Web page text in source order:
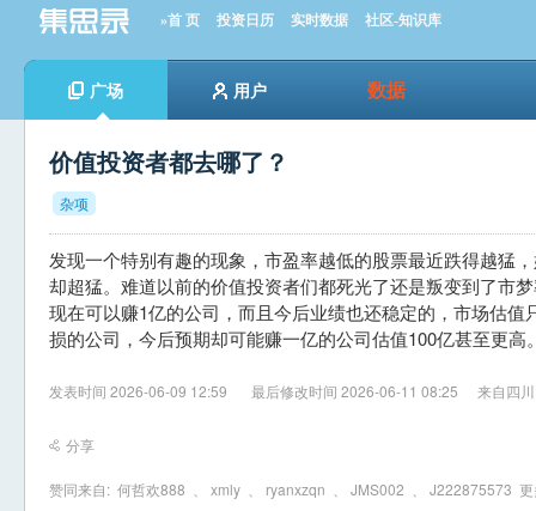
»首 页 投资日历 实时数据 社区-知识库
广场 用户 数据
价值投资者都去哪了？
杂项
发现一个特别有趣的现象，市盈率越低的股票最近跌得越猛
却超猛。难道以前的价值投资者们都死光了还是叛变到了市
现在可以赚1亿的公司，而且今后业绩也还稳定的，市场估
损的公司，今后预期却可能赚一亿的公司估值100亿甚至更
发表时间 2026-06-09 12:59 最后修改时间 2026-06-11 08:25 来自四川
分享
赞同来自: 何哲欢888 xmly ryanxzqn JMS002 J222875573